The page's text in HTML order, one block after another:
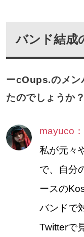
バンド結成
ーcOups.のメン
たのでしょうか？
mayuco：
私が元々
で、自分
ースの
バンドで
Twitterで